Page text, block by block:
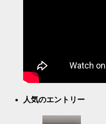
人気のエントリー